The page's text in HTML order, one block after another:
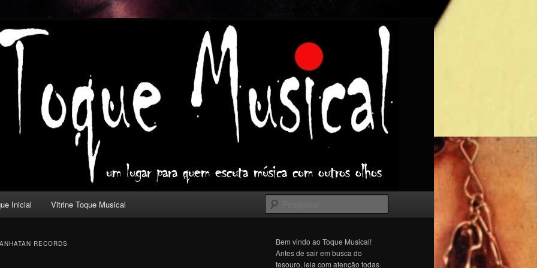
com outros olhos.
Inicial Vitrine Toque Musical
RECORDS
Bem vindo ao Toque Musical!
Antes de sair em busca do
tesouro, leia com atenção todas